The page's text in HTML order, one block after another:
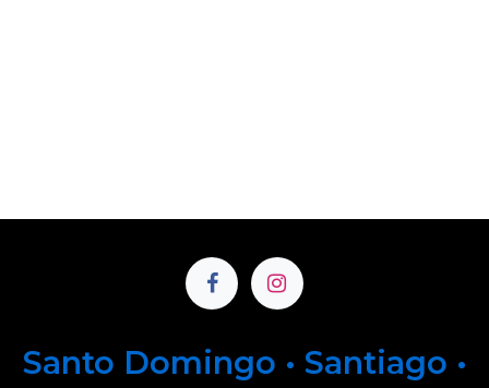
Santo Domingo • Santiago •